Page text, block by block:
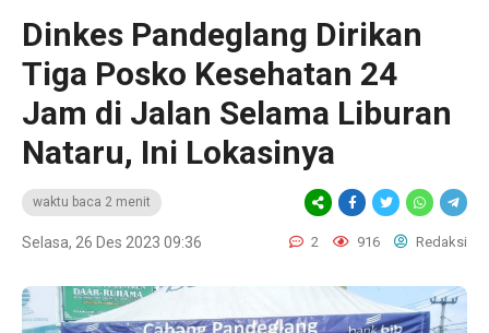
Dinkes Pandeglang Dirikan
Tiga Posko Kesehatan 24
Jam di Jalan Selama Liburan
Nataru, Ini Lokasinya
waktu baca 2 menit
Selasa, 26 Des 2023 09:36 2 916 Redaksi